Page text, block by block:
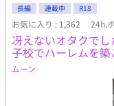
長編 連載中 R18
お気に入り : 1,362 24h.
冴えないオタクで
子校でハーレムを
ムーン